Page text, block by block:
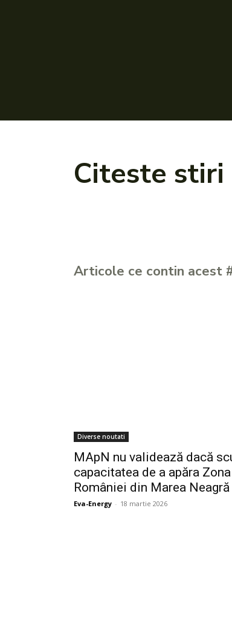
Citeste stiri
Articole ce contin acest
Diverse noutati
MApN nu validează dacă
capacitatea de a apăra
României din Marea Neagră
Eva-Energy - 18 martie 2026